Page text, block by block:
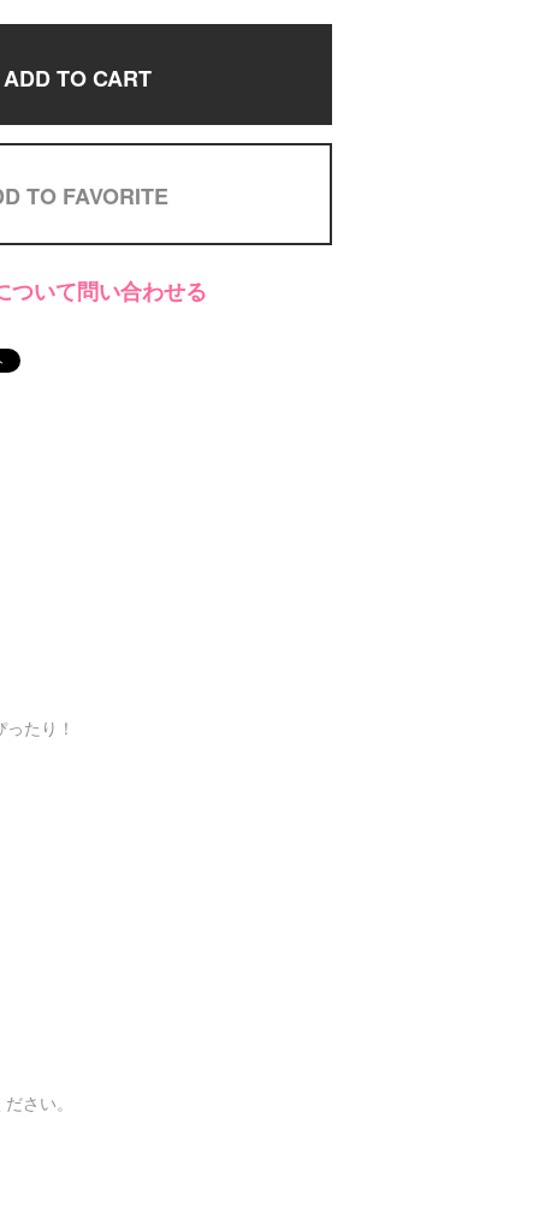
ADD TO CART
TO FAVORITE
ついて問い合わせる
たり！
さい。